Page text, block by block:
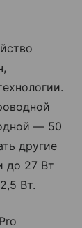
— 50
другие
до 27 Вт
Вт.